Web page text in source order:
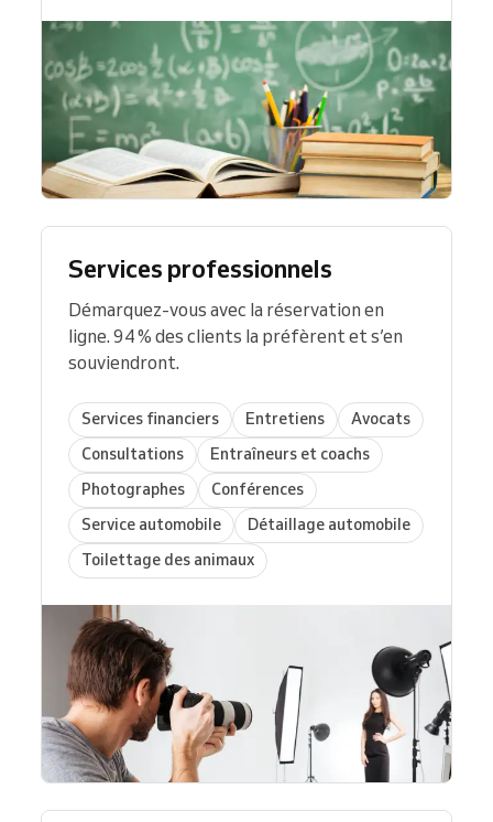
Services professionnels
Démarquez-vous avec la réservation en
ligne. 94 % des clients la préfèrent et s’en
souviendront.
Services financiers Entretiens
Avocats
Consultations
Entraîneurs et coachs
Photographes
Conférences
Service automobile
Détaillage automobile
Toilettage des animaux